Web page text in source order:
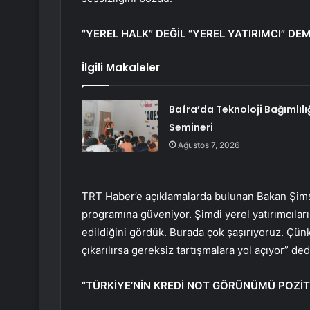
“YEREL HALK” DEĞİL “YEREL YATIRIMCI”
İlgili Makaleler
Bafra’da Teknoloji
Semineri
Ağustos 7, 2026
TRT Haber’e açıklamalarda bulunan Bakan
programına güveniyor. Şimdi yerel
edildiğini gördük. Burada çok şaşırıyoruz.
çıkarılırsa gereksiz tartışmalara yol açıyor”
“TÜRKİYE’NİN KREDİ NOT GÖRÜNÜMÜ